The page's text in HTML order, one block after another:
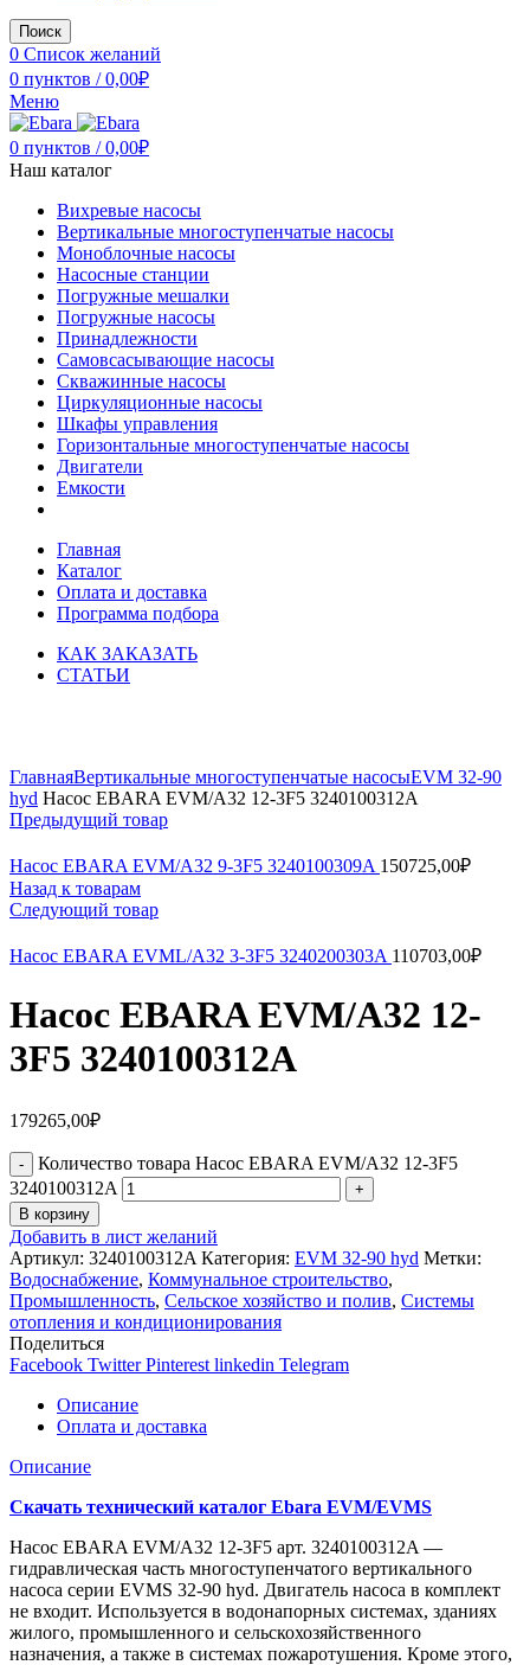
Поиск
0 Список желаний
0 пунктов / 0,00₽
Меню
0 пунктов / 0,00₽
Наш каталог
Вихревые насосы
Вертикальные многоступенчатые насосы
Моноблочные насосы
Насосные станции
Погружные мешалки
Погружные насосы
Принадлежности
Самовсасывающие насосы
Скважинные насосы
Циркуляционные насосы
Шкафы управления
Горизонтальные многоступенчатые насосы
Двигатели
Емкости
Главная
Каталог
Оплата и доставка
Программа подбора
КАК ЗАКАЗАТЬ
СТАТЬИ
ГлавнаяВертикальные многоступенчатые насосыEVM 32-90
hyd Насос EBARA EVM/A32 12-3F5 3240100312A
Предыдущий товар
Насос EBARA EVM/A32 9-3F5 3240100309A 150725,00₽
Назад к товарам
Следующий товар
Насос EBARA EVML/A32 3-3F5 3240200303A 110703,00₽
Насос EBARA EVM/A32 12-
3F5 3240100312A
179265,00₽
Количество товара Насос EBARA EVM/A32 12-3F5
3240100312A
В корзину
Добавить в лист желаний
Артикул: 3240100312A Категория: EVM 32-90 hyd Метки:
Водоснабжение, Коммунальное строительство,
Промышленность, Сельское хозяйство и полив, Системы
отопления и кондиционирования
Поделиться
Facebook Twitter Pinterest linkedin Telegram
Описание
Оплата и доставка
Описание
Скачать технический каталог Ebara EVM/EVMS
Насос EBARA EVM/A32 12-3F5 арт. 3240100312A —
гидравлическая часть многоступенчатого вертикального
насоса серии EVMS 32-90 hyd. Двигатель насоса в комплект
не входит. Используется в водонапорных системах, зданиях
жилого, промышленного и сельскохозяйственного
назначения, а также в системах пожаротушения. Кроме этого,